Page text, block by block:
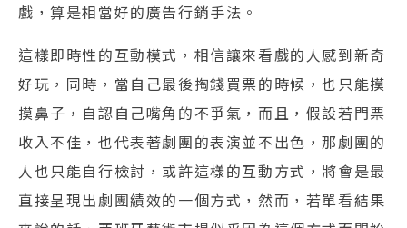
戲，算是相當好的廣告行銷手法。
這樣即時性的互動模式，相信讓來看戲的人感到新奇
好玩，同時，當自己最後掏錢買票的時候，也只能摸
摸鼻子，自認自己嘴角的不爭氣，而且，假設若門票
收入不佳，也代表著劇團的表演並不出色，那劇團的
人也只能自行檢討，或許這樣的互動方式，將會是最
直接呈現出劇團績效的一個方式，然而，若單看結果